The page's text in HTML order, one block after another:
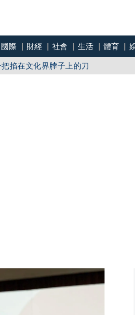
國際 財經 社會 生活 體育
掐在文化界脖子上的刀